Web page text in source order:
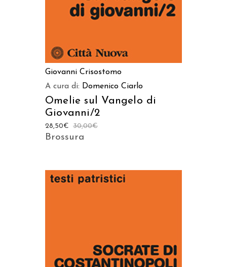
Giovanni Crisostomo
A cura di: Domenico Ciarlo
Omelie sul Vangelo di
Giovanni/2
30,00€
28,50€
Brossura